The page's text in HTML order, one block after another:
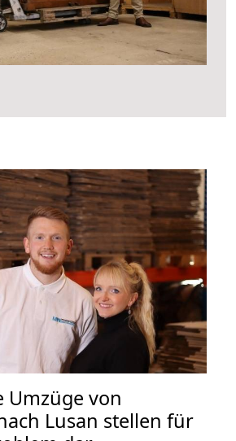
Umzüge von
Lusan stellen für